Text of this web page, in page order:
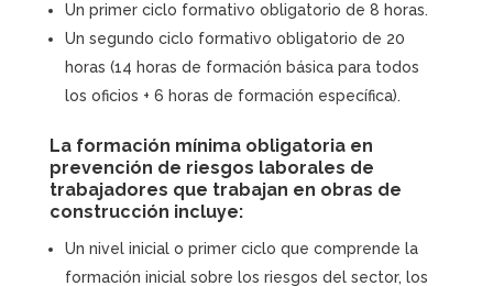
Un primer ciclo formativo obligatorio de 8 horas.
Un segundo ciclo formativo obligatorio de 20
horas (14 horas de formación básica para todos
los oficios + 6 horas de formación específica).
La formación mínima obligatoria en
prevención de riesgos laborales de
trabajadores que trabajan en obras de
construcción incluye:
Un nivel inicial o primer ciclo que comprende la
formación inicial sobre los riesgos del sector, los